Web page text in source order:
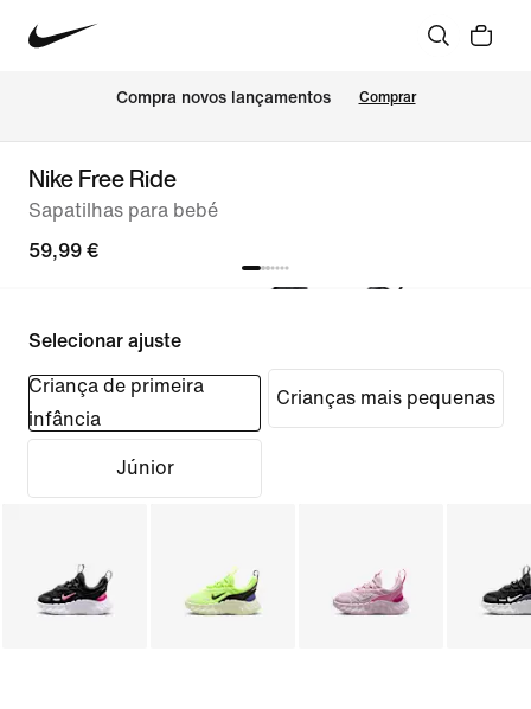
Compra novos lançamentos Comprar
Nike Free Ride
Sapatilhas para bebé
59,99 €
Selecionar ajuste
Criança de primeira
infância
Crianças mais pequenas
Júnior